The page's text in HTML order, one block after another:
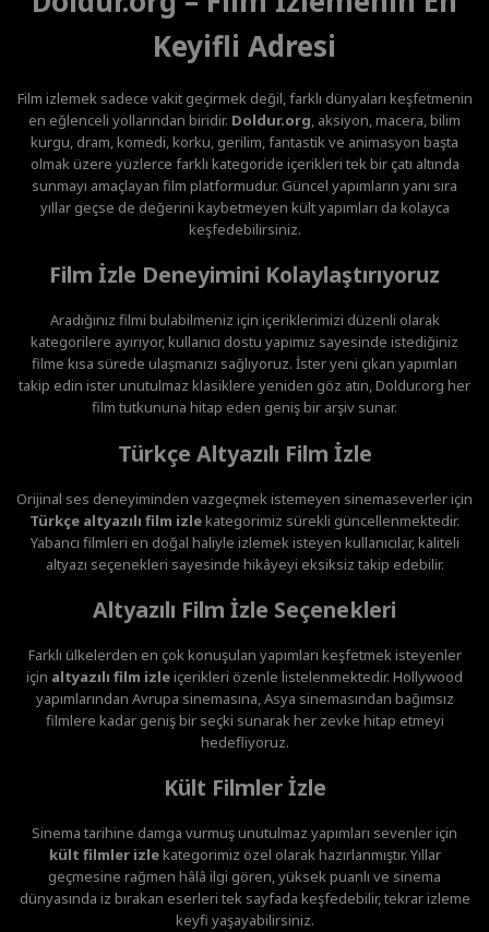
Keyifli Adresi
Film izlemek sadece vakit geçirmek değil, farklı dünyaları keşfetmenin
en eğlenceli yollarından biridir. Doldur.org, aksiyon, macera, bilim
kurgu, dram, komedi, korku, gerilim, fantastik ve animasyon başta
olmak üzere yüzlerce farklı kategoride içerikleri tek bir çatı altında
sunmayı amaçlayan film platformudur. Güncel yapımların yanı sıra
yıllar geçse de değerini kaybetmeyen kült yapımları da kolayca
keşfedebilirsiniz.
Film İzle Deneyimini Kolaylaştırıyoruz
Aradığınız filmi bulabilmeniz için içeriklerimizi düzenli olarak
kategorilere ayırıyor, kullanıcı dostu yapımız sayesinde istediğiniz
filme kısa sürede ulaşmanızı sağlıyoruz. İster yeni çıkan yapımları
takip edin ister unutulmaz klasiklere yeniden göz atın, Doldur.org her
film tutkununa hitap eden geniş bir arşiv sunar.
Türkçe Altyazılı Film İzle
Orijinal ses deneyiminden vazgeçmek istemeyen sinemaseverler için
Türkçe altyazılı film izlekategorimiz sürekli güncellenmektedir.
Yabancı filmleri en doğal haliyle izlemek isteyen kullanıcılar, kaliteli
altyazı seçenekleri sayesinde hikâyeyi eksiksiz takip edebilir.
Altyazılı Film İzle Seçenekleri
Farklı ülkelerden en çok konuşulan yapımları keşfetmek isteyenler
için altyazılı film izleiçerikleri özenle listelenmektedir. Hollywood
yapımlarından Avrupa sinemasına, Asya sinemasından bağımsız
filmlere kadar geniş bir seçki sunarak her zevke hitap etmeyi
hedefliyoruz.
Kült Filmler İzle
Sinema tarihine damga vurmuş unutulmaz yapımları sevenler için
kült filmler izlekategorimiz özel olarak hazırlanmıştır. Yıllar
geçmesine rağmen hâlâ ilgi gören, yüksek puanlı ve sinema
dünyasında iz bırakan eserleri tek sayfada keşfedebilir, tekrar izleme
keyfi yaşayabilirsiniz.